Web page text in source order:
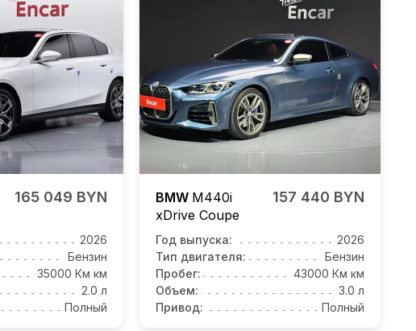
165 049 BYN
2026
Бензин
35000 Км км
2.0 л
Полный
BMW M440i
xDrive Coupe
157 440 BYN
Год выпуска:
2026
Тип двигателя:
Бензин
Пробег:
43000 Км км
Объем:
3.0 л
Привод:
Полный